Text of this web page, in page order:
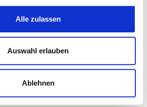
Alle zulassen
Auswahl erlauben
Ablehnen